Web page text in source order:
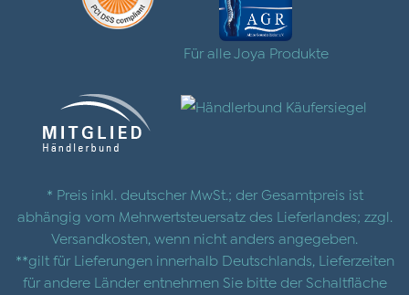
Für alle Joya Produkte
* Preis inkl. deutscher MwSt.; der Gesamtpreis ist
abhängig vom Mehrwertsteuersatz des Lieferlandes; zzgl.
Versandkosten , wenn nicht anders angegeben.
**gilt für Lieferungen innerhalb Deutschlands, Lieferzeiten
für andere Länder entnehmen Sie bitte der Schaltfläche